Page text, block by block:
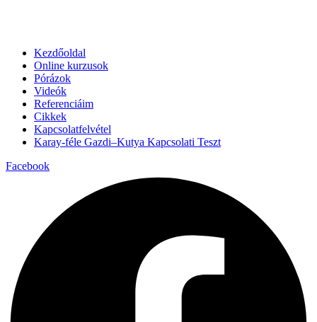
Kezdőoldal
Online kurzusok
Pórázok
Videók
Referenciáim
Cikkek
Kapcsolatfelvétel
Karay-féle Gazdi–Kutya Kapcsolati Teszt
Facebook